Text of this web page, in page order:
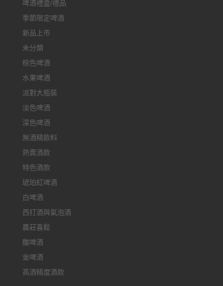
啤酒禮盒/禮品
季節限定啤酒
新品上市
未分類
棕色啤酒
水果啤酒
派對大瓶裝
淡色啤酒
深色啤酒
無酒精飲料
熱賣酒款
特色酒款
琥珀紅啤酒
白啤酒
西打酒與氣泡酒
農莊喜鬆
酸啤酒
金啤酒
高酒精度酒款